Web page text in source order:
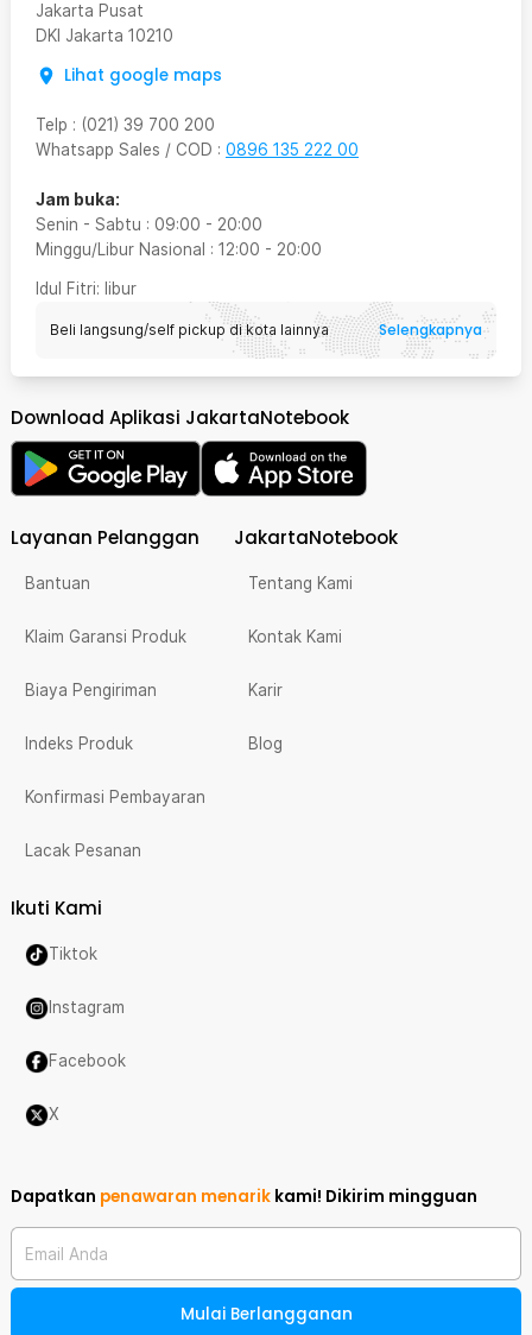
Jakarta Pusat
DKI Jakarta 10210
Lihat google maps
Telp : (021) 39 700 200
Whatsapp Sales / COD : 0896 135 222 00
Jam buka:
Senin - Sabtu : 09:00 - 20:00
Minggu/Libur Nasional : 12:00 - 20:00
Idul Fitri: libur
Beli langsung/self pickup di kota lainnya Selengkapnya
Download Aplikasi JakartaNotebook
Layanan Pelanggan
Bantuan
Klaim Garansi Produk
Biaya Pengiriman
Indeks Produk
Konfirmasi Pembayaran
Lacak Pesanan
JakartaNotebook
Tentang Kami
Kontak Kami
Karir
Blog
Ikuti Kami
Tiktok
Instagram
Facebook
X
Dapatkan penawaran menarik kami! Dikirim mingguan
Email Anda
Mulai Berlangganan